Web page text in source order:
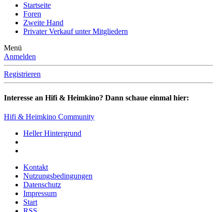
Startseite
Foren
Zweite Hand
Privater Verkauf unter Mitgliedern
Menü
Anmelden
Registrieren
Interesse an Hifi & Heimkino? Dann schaue einmal hier:
Hifi & Heimkino Community
Heller Hintergrund
Kontakt
Nutzungsbedingungen
Datenschutz
Impressum
Start